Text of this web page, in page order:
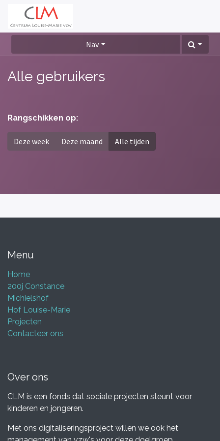
Nav
Alle gebruikers
Rangschikken op:
Deze week Deze maand Alle tijden
Menu
Home
200j Constance
Michielshof
Hof Louise-Marie
Projecten
Contacteer ons
Over ons
CLM is een fonds dat sociale projecten steunt voor
kinderen en jongeren.
Met ons digitaliseringsproject willen we ook het